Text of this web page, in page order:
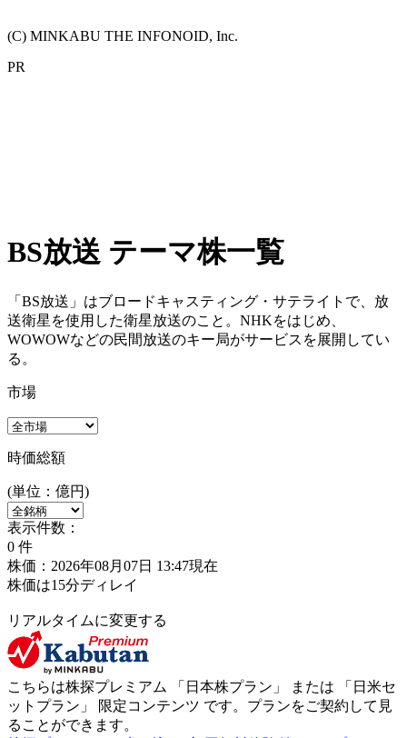
(C) MINKABU THE INFONOID, Inc.
PR
BS放送 テーマ株一覧
「BS放送」はブロードキャスティング・サテライトで、放
送衛星を使用した衛星放送のこと。NHKをはじめ、
WOWOWなどの民間放送のキー局がサービスを展開してい
る。
市場
時価総額
(単位：億円)
表示件数：
0 件
株価：2026年08月07日 13:47現在
株価は15分ディレイ
リアルタイムに変更する
こちらは株探プレミアム 「 日本株プラン 」 または 「 日米セ
ットプラン 」 限定コンテンツ です。プランをご契約して見
ることができます。